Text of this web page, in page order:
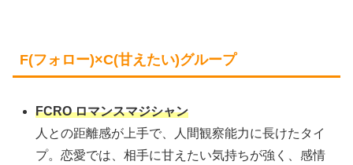
F(フォロー)×C(甘えたい)グループ
FCRO ロマンスマジシャン
人との距離感が上手で、人間観察能力に長けたタイ
プ。恋愛では、相手に甘えたい気持ちが強く、感情